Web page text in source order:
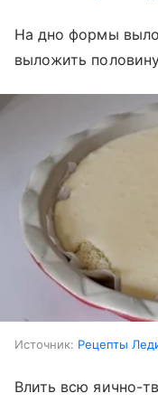
На дно формы
выложить
Источник: Рецепты
Влить всю яично-